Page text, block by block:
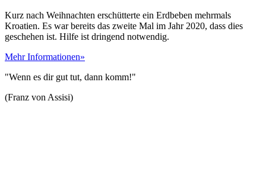
Kurz nach Weihnachten erschütterte ein Erdbeben mehrmals
Kroatien. Es war bereits das zweite Mal im Jahr 2020, dass dies
geschehen ist. Hilfe ist dringend notwendig.
Mehr Informationen»
"Wenn es dir gut tut, dann komm!"
(Franz von Assisi)